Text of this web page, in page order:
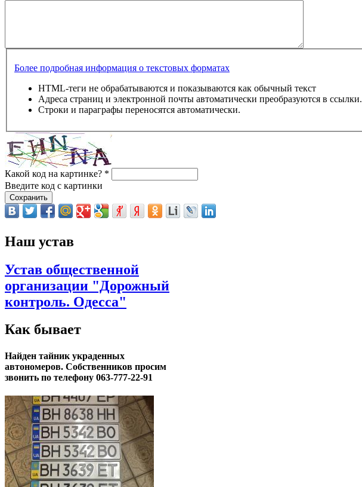
Более подробная информация о текстовых форматах
HTML-теги не обрабатываются и показываются как обычный текст
Адреса страниц и электронной почты автоматически преобразуются в ссылки.
Строки и параграфы переносятся автоматически.
Какой код на картинке? *
Введите код с картинки
Наш устав
Устав общественной
организации "Дорожный
контроль. Одесса"
Как бывает
Найден тайник украденных
автономеров. Собственников просим
звонить по телефону 063-777-22-91